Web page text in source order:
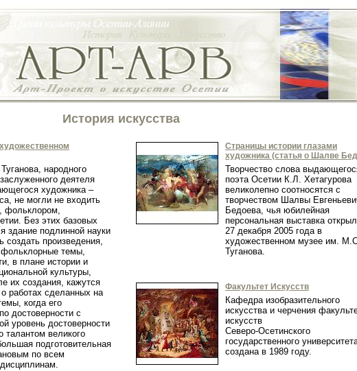
История искусства
народного
деятеля
художника –
не могли не входить
фольклором,
Без этих базовых
здание подлинной науки
создать произведения,
фольклорные темы,
в плане истории и
культуры,
их создания, кажутся
работах сделанных на
когда его
достоверности с
уровень достоверности
талантом великого
подготовительная
по всем
Страницы истории глазами
художника (статья о Шалве
Творчество слова
поэта Осетии К.Л. Хетагурова
великолепно соотносятся с
творчеством Шалвы
Бедоева, чья юбилейная
персональная выставка
27 декабря 2005 года в
художественном музее им.
Туганова.
Факультет Искусств
Кафедра изобразительного
искусства и черчения
искусств
Северо-Осетинского
государственного
создана в 1989 году.